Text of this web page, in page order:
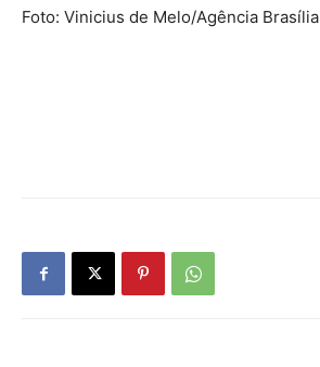
Foto: Vinicius de Melo/Agência Brasília